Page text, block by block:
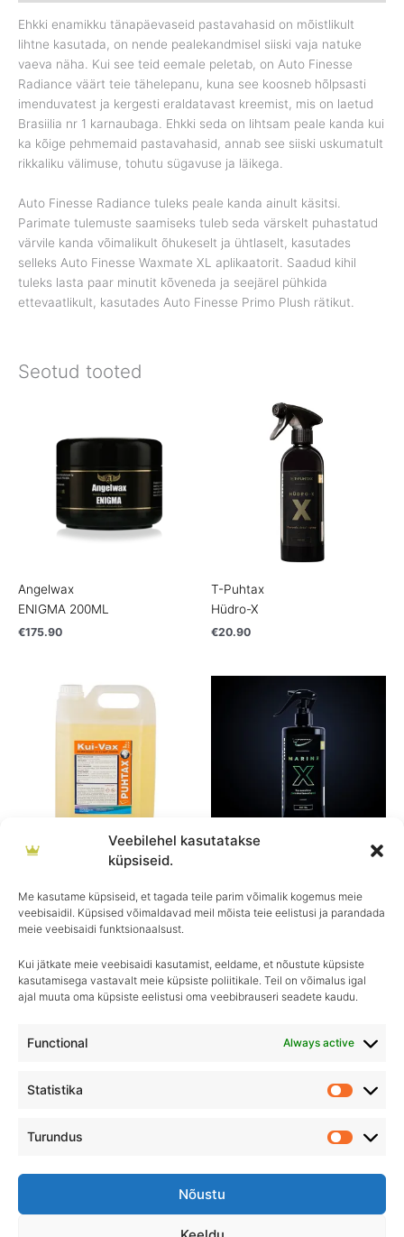
Veebilehel kasutatakse
küpsiseid.
Me kasutame küpsiseid, et tagada teile parim võimalik kogemus meie
veebisaidil. Küpsised võimaldavad meil mõista teie eelistusi ja parandada
meie veebisaidi funktsionaalsust.
Kui jätkate meie veebisaidi kasutamist, eeldame, et nõustute küpsiste
kasutamisega vastavalt meie küpsiste poliitikale. Teil on võimalus igal
ajal muuta oma küpsiste eelistusi oma veebibrauseri seadete kaudu.
Functional Always active
Statistika
Turundus
Nõustu
Ehkki enamikku tänapäevaseid pastavahasid on mõistlikult
lihtne kasutada, on nende pealekandmisel siiski vaja natuke
vaeva näha. Kui see teid eemale peletab, on Auto Finesse
Radiance väärt teie tähelepanu, kuna see koosneb hõlpsasti
imenduvatest ja kergesti eraldatavast kreemist, mis on laetud
Brasiilia nr 1 karnaubaga. Ehkki seda on lihtsam peale kanda kui
ka kõige pehmemaid pastavahasid, annab see siiski uskumatult
rikkaliku välimuse, tohutu sügavuse ja läikega.
Auto Finesse Radiance tuleks peale kanda ainult käsitsi.
Parimate tulemuste saamiseks tuleb seda värskelt puhastatud
värvile kanda võimalikult õhukeselt ja ühtlaselt, kasutades
selleks Auto Finesse Waxmate XL aplikaatorit. Saadud kihil
tuleks lasta paar minutit kõveneda ja seejärel pühkida
ettevaatlikult, kasutades Auto Finesse Primo Plush rätikut.
Seotud tooted
Angelwax
ENIGMA 200ML
€175.90
T-Puhtax
Hüdro-X
€20.90
KUI-VAX
€6.50 – €23.50
Price
range:
€6.50
through
€23.50
MARINE-X
€ 37.90
Igapäevane hooldus, ületamatu sära–